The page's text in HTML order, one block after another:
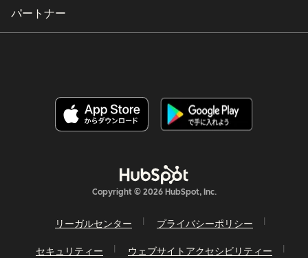
パートナー
Copyright © 2026 HubSpot, Inc.
リーガルセンター プライバシーポリシー
セキュリティー ウェブサイトアクセシビリティー